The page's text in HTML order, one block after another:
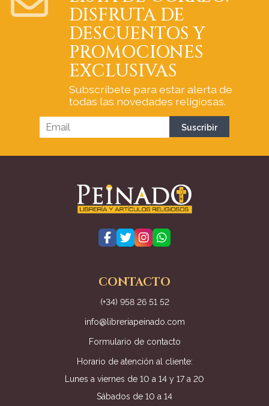
DISFRUTA DE
DESCUENTOS Y
PROMOCIONES
EXCLUSIVAS
Subscríbete para estar alerta de
todas las novedades religiosas.
CONTACTO
(+34) 958 26 51 52
info@libreriapeinado.com
Formulario de contacto
Horario de atención al cliente:
Lunes a viernes de 10 a 14 y 17 a 20
Sábados de 10 a 14